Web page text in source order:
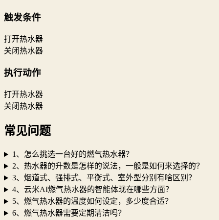
触发条件
打开热水器
关闭热水器
执行动作
打开热水器
关闭热水器
常见问题
1、怎么挑选一台好的燃气热水器？
2、热水器的升数是怎样的说法，一般是如何来选择的？
3、烟道式、强排式、平衡式、室外型分别有啥区别？
4、云米AI燃气热水器的智能体现在哪些方面？
5、燃气热水器的温度如何设定，多少度合适？
6、燃气热水器需要定期清洁吗？